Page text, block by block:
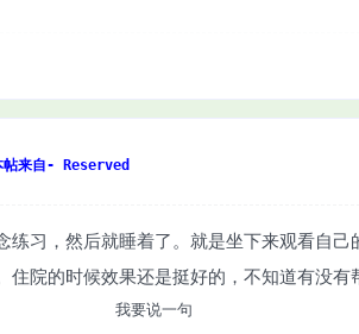
帖来自- Reserved
习，然后就睡着了。就是坐下来观看自己
院的时候效果还是挺好的，不知道有没有
我要说一句